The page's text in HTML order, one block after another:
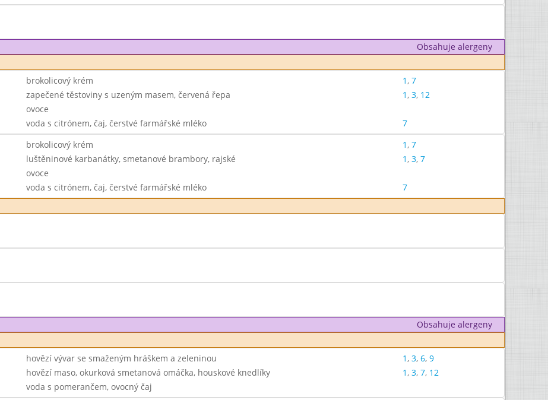
Obsahuje alergeny
brokolicový krém 1, 7
zapečené těstoviny s uzeným masem, červená řepa 1, 3, 12
ovoce
voda s citrónem, čaj, čerstvé farmářské mléko 7
brokolicový krém 1, 7
luštěninové karbanátky, smetanové brambory, rajské 1, 3, 7
ovoce
voda s citrónem, čaj, čerstvé farmářské mléko
7
Obsahuje alergeny
hovězí vývar se smaženým hráškem a zeleninou 1, 3, 6, 9
hovězí maso, okurková smetanová omáčka, houskové knedlíky 1, 3, 7, 12
voda s pomerančem, ovocný čaj